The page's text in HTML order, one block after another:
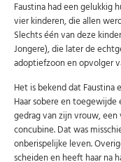
Schrijf u in
wekelijks
Faustina had een gelukkig
vier kinderen, die allen
Slechts één van deze
Jongere), die later de
adoptiefzoon en opvolger
Het is bekend dat
Haar sobere en
gedrag van zijn vrouw, een
concubine. Dat was
onberispelijke leven.
scheiden en heeft haar na